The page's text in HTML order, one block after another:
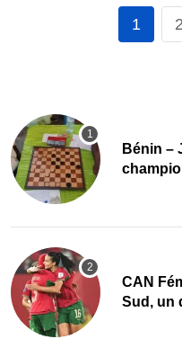
1 2
Bénin –
CAN
Sud, un